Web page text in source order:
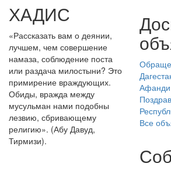
ХАДИС
«Рассказать вам о деянии,
лучшем, чем совершение
намаза, соблюдение поста
или раздача милостыни? Это
примирение враждующих.
Обиды, вражда между
мусульман нами подобны
лезвию, сбривающему
религию». (Абу Давуд,
Тирмизи).
Афанди
Все